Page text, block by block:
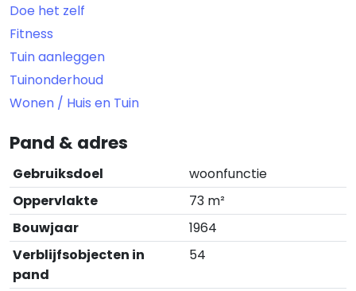
Doe het zelf
Fitness
Tuin aanleggen
Tuinonderhoud
Wonen / Huis en Tuin
Pand & adres
Gebruiksdoel
woonfunctie
Oppervlakte
73 m²
Bouwjaar
1964
Verblijfsobjecten in
pand
54